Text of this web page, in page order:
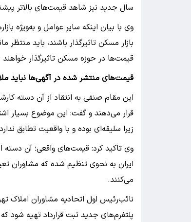
سال جدید نیز شاهد قیمت‌های بالاتر
وی با بیان اینکه سایر عوامل و به‌ویژه
بازار مسکن تاثیرگذار باشند، باید منتظر
قیمت‌ها در حوزه مسکن تاثیرگذار
قیمت‌های منتشر شده در آگهی‌ها نباید
این مقام صنفی به انتقاد از آن دسته
قرار می‌دهند و گفت: این موضوع بسیار
زیرا سلیقه‌ای بوده و با واقعیت تطابق
وی تاکید کرد: قیمت‌های واقعی؛ آن دسته
ایران به نحوی تنظیم شده که مشاوران
می‌کنند.
نائب‌رئیس اول اتحادیه مشاوران املاک
پلتفرم‌های جدید ثبت قرارداد تهیه